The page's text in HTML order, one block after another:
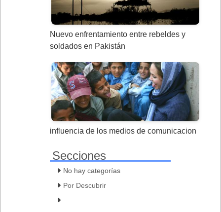
Nuevo enfrentamiento entre rebeldes y
soldados en Pakistán
influencia de los medios de comunicacion
Secciones
No hay categorías
Por Descubrir